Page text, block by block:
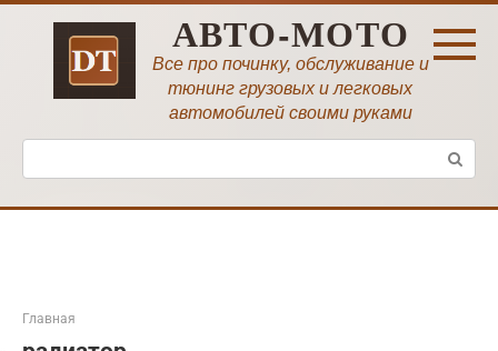
Перейти
АВТО-МОТО
Все про починку, обслуживание и
тюнинг грузовых и легковых
автомобилей своими руками
Поиск:
Главная